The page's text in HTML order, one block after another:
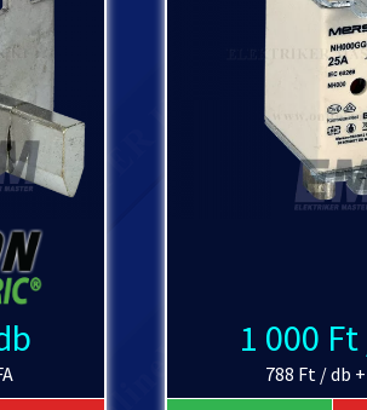
1 000
788 Ft / db +